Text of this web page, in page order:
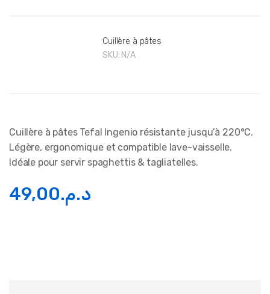
Cuillère à pâtes
SKU: N/A
Cuillère à pâtes Tefal Ingenio résistante jusqu’à 220°C.
Légère, ergonomique et compatible lave-vaisselle.
Idéale pour servir spaghettis & tagliatelles.
د.م.49,00